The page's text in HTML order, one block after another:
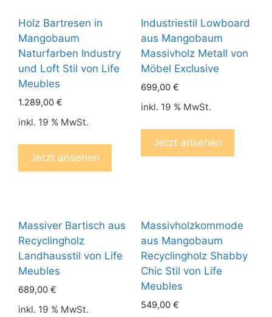
Holz Bartresen in
Mangobaum
Naturfarben Industry
und Loft Stil von Life
Meubles
1.289,00 €
inkl. 19 % MwSt.
Jetzt ansehen
Industriestil Lowboard
aus Mangobaum
Massivholz Metall von
Möbel Exclusive
699,00 €
inkl. 19 % MwSt.
Jetzt ansehen
Massiver Bartisch aus
Recyclingholz
Landhausstil von Life
Meubles
689,00 €
inkl. 19 % MwSt.
Massivholzkommode
aus Mangobaum
Recyclingholz Shabby
Chic Stil von Life
Meubles
549,00 €